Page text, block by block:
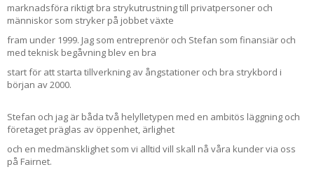
marknadsföra riktigt bra strykutrustning till privatpersoner och
människor som stryker på jobbet växte
fram under 1999. Jag som entreprenör och Stefan som finansiär och
med teknisk begåvning blev en bra
start för att starta tillverkning av ångstationer och bra strykbord i
början av 2000.
Stefan och jag är båda två helylletypen med en ambitös läggning och
företaget präglas av öppenhet, ärlighet
och en medmänsklighet som vi alltid vill skall nå våra kunder via oss
på Fairnet.